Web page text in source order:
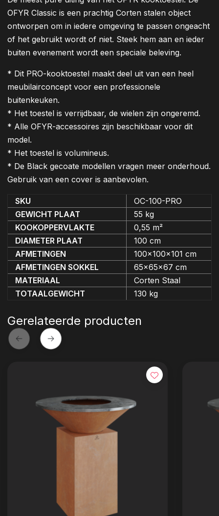
OFYR Classic is een prachtig Corten stalen object
ontworpen om in iedere omgeving te passen ongeacht
of het gebruikt wordt of niet. Steek hem aan en ieder
buiten evenement wordt een speciale beleving.
* Dit PRO-kooktoestel maakt deel uit van een heel
meubilairconcept voor een professionele
buitenkeuken.
* Het toestel is verrijdbaar, de wielen zijn ongeremd.
* Alle OFYR-accessoires zijn beschikbaar voor dit
model.
* Het toestel is volumineus.
* De Black gecoate modellen vragen meer onderhoud.
Gebruik van een cover is aanbevolen.
SKU
OC-100-PRO
GEWICHT PLAAT
55 kg
KOOKOPPERVLAKTE
0,55 m²
DIAMETER PLAAT
100 cm
AFMETINGEN
100x100x101 cm
AFMETINGEN SOKKEL
65x65x67 cm
MATERIAAL
Corten Staal
TOTAALGEWICHT
130 kg
Gerelateerde producten